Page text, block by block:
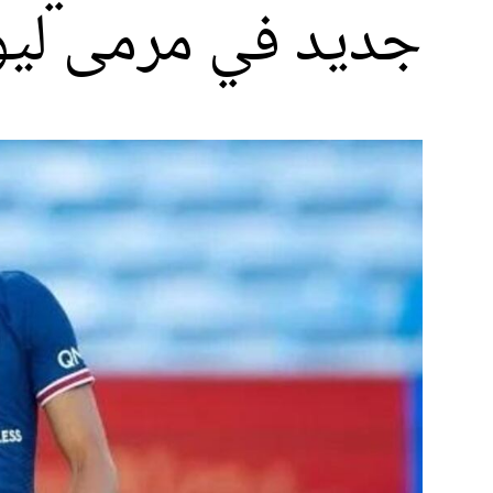
جديد في مرمى